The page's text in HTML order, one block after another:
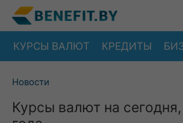
КУРСЫ ВАЛЮТ КРЕДИТЫ
Новости
Курсы валют на